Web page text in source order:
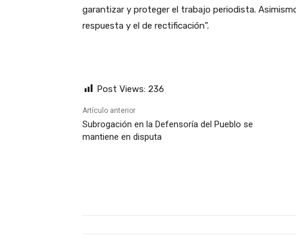
garantizar y proteger el trabajo periodista.
respuesta y el de rectificación”.
Post Views: 236
Artículo anterior
Subrogación en la Defensoría del Pueblo se
mantiene en disputa